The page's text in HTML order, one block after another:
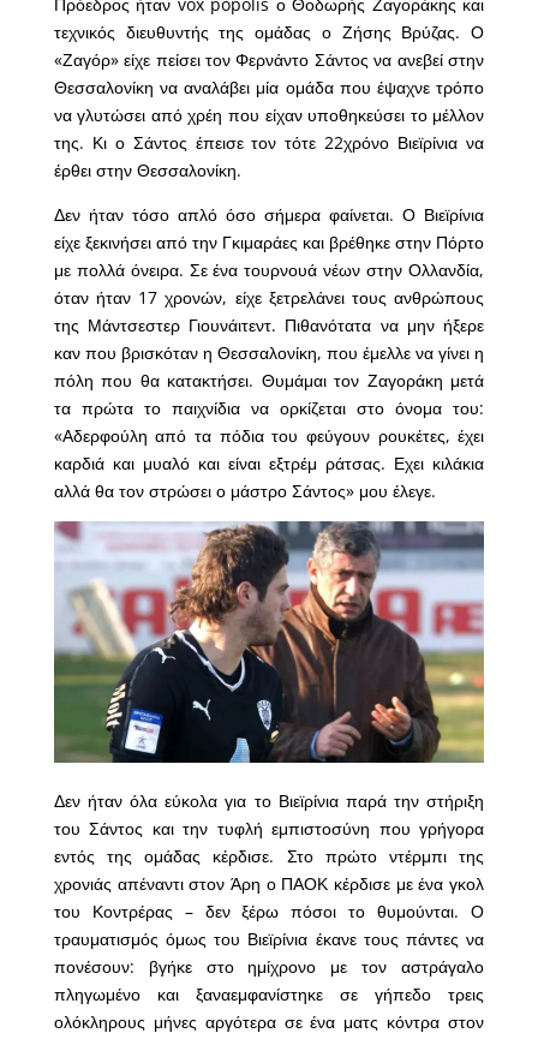
τεχνικός διευθυντής της ομάδας ο Ζήσης Βρύζας. Ο
«Ζαγόρ» είχε πείσει τον Φερνάντο Σάντος να ανεβεί στην
Θεσσαλονίκη να αναλάβει μία ομάδα που έψαχνε τρόπο
να γλυτώσει από χρέη που είχαν υποθηκεύσει το μέλλον
της. Κι ο Σάντος έπεισε τον τότε 22χρόνο Βιεϊρίνια να
έρθει στην Θεσσαλονίκη.
Δεν ήταν τόσο απλό όσο σήμερα φαίνεται. Ο Βιεϊρίνια
είχε ξεκινήσει από την Γκιμαράες και βρέθηκε στην Πόρτο
με πολλά όνειρα. Σε ένα τουρνουά νέων στην Ολλανδία,
όταν ήταν 17 χρονών, είχε ξετρελάνει τους ανθρώπους
της Μάντσεστερ Γιουνάιτεντ. Πιθανότατα να μην ήξερε
καν που βρισκόταν η Θεσσαλονίκη, που έμελλε να γίνει η
πόλη που θα κατακτήσει. Θυμάμαι τον Ζαγοράκη μετά
τα πρώτα το παιχνίδια να ορκίζεται στο όνομα του:
«Αδερφούλη από τα πόδια του φεύγουν ρουκέτες, έχει
καρδιά και μυαλό και είναι εξτρέμ ράτσας. Εχει κιλάκια
αλλά θα τον στρώσει ο μάστρο Σάντος» μου έλεγε.
Δεν ήταν όλα εύκολα για το Βιεϊρίνια παρά την στήριξη
του Σάντος και την τυφλή εμπιστοσύνη που γρήγορα
εντός της ομάδας κέρδισε. Στο πρώτο ντέρμπι της
χρονιάς απέναντι στον Άρη ο ΠΑΟΚ κέρδισε με ένα γκολ
του Κοντρέρας – δεν ξέρω πόσοι το θυμούνται. Ο
τραυματισμός όμως του Βιεϊρίνια έκανε τους πάντες να
πονέσουν: βγήκε στο ημίχρονο με τον αστράγαλο
πληγωμένο και ξαναεμφανίστηκε σε γήπεδο τρεις
ολόκληρους μήνες αργότερα σε ένα ματς κόντρα στον